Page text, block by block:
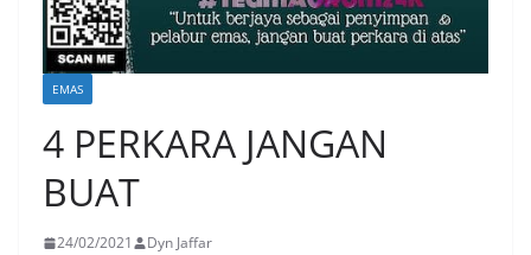
EMAS
4 PERKARA JANGAN
BUAT
24/02/2021 Dyn Jaffar